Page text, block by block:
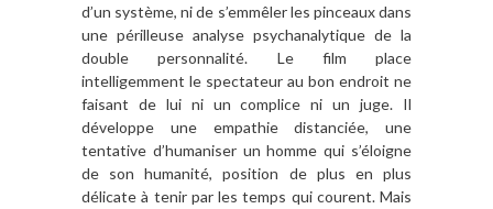
d’un système, ni de s’emmêler les pinceaux dans
une périlleuse analyse psychanalytique de la
double personnalité. Le film place
intelligemment le spectateur au bon endroit ne
faisant de lui ni un complice ni un juge. Il
développe une empathie distanciée, une
tentative d’humaniser un homme qui s’éloigne
de son humanité, position de plus en plus
délicate à tenir par les temps qui courent. Mais